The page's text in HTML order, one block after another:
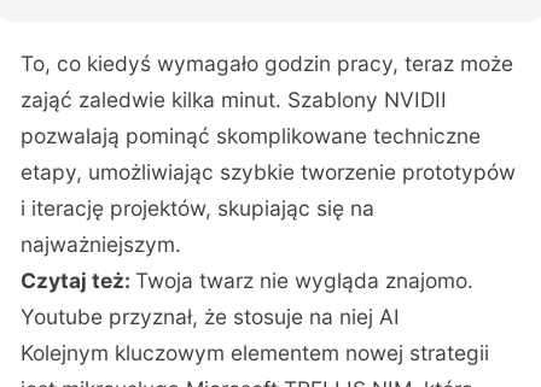
To, co kiedyś wymagało godzin pracy, teraz może
zająć zaledwie kilka minut. Szablony NVIDII
pozwalają pominąć skomplikowane techniczne
etapy, umożliwiając szybkie tworzenie prototypów
i iterację projektów, skupiając się na
najważniejszym.
Czytaj też:Twoja twarz nie wygląda znajomo.
Youtube przyznał, że stosuje na niej AI
Kolejnym kluczowym elementem nowej strategii